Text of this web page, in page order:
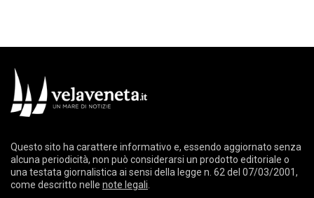
Questo sito ha carattere informativo e, essendo aggiornato senza
alcuna periodicità, non può considerarsi un prodotto editoriale o
una testata giornalistica ai sensi della legge n. 62 del 07/03/2001,
come descritto nelle note legali